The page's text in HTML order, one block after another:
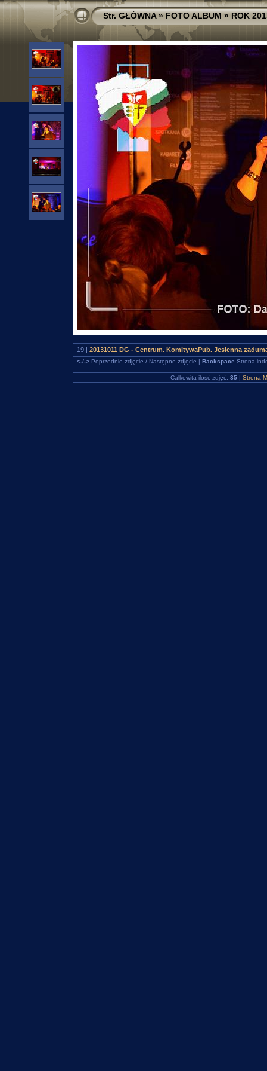
Str. GŁÓWNA»FOTO ALBUM»ROK
19 | 20131011 DG - Centrum. KomitywaPub. Jesienna
<-/->Poprzednie zdjęcie / Następne zdjęcie | Backspace Strona
Całkowita ilość zdjęć: 35 | Strona